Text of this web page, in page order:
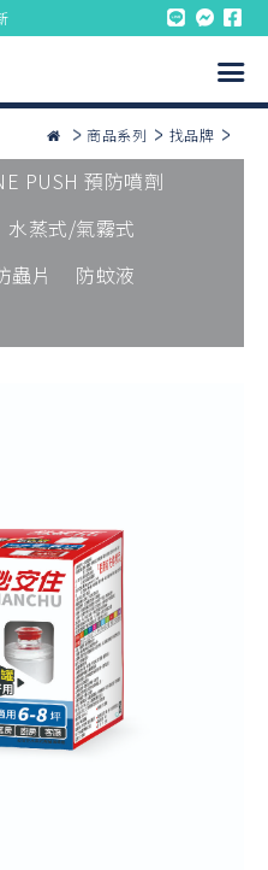
商品系列 找品牌
PUSH 預防噴劑
水蒸式/氣霧式
蟲片
防蚊液